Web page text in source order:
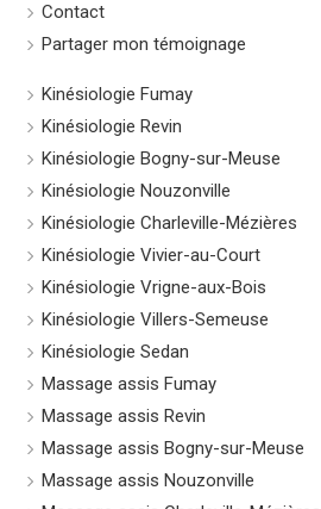
Contact
Partager mon témoignage
Kinésiologie Fumay
Kinésiologie Revin
Kinésiologie Bogny-sur-Meuse
Kinésiologie Nouzonville
Kinésiologie Charleville-Mézières
Kinésiologie Vivier-au-Court
Kinésiologie Vrigne-aux-Bois
Kinésiologie Villers-Semeuse
Kinésiologie Sedan
Massage assis Fumay
Massage assis Revin
Massage assis Bogny-sur-Meuse
Massage assis Nouzonville